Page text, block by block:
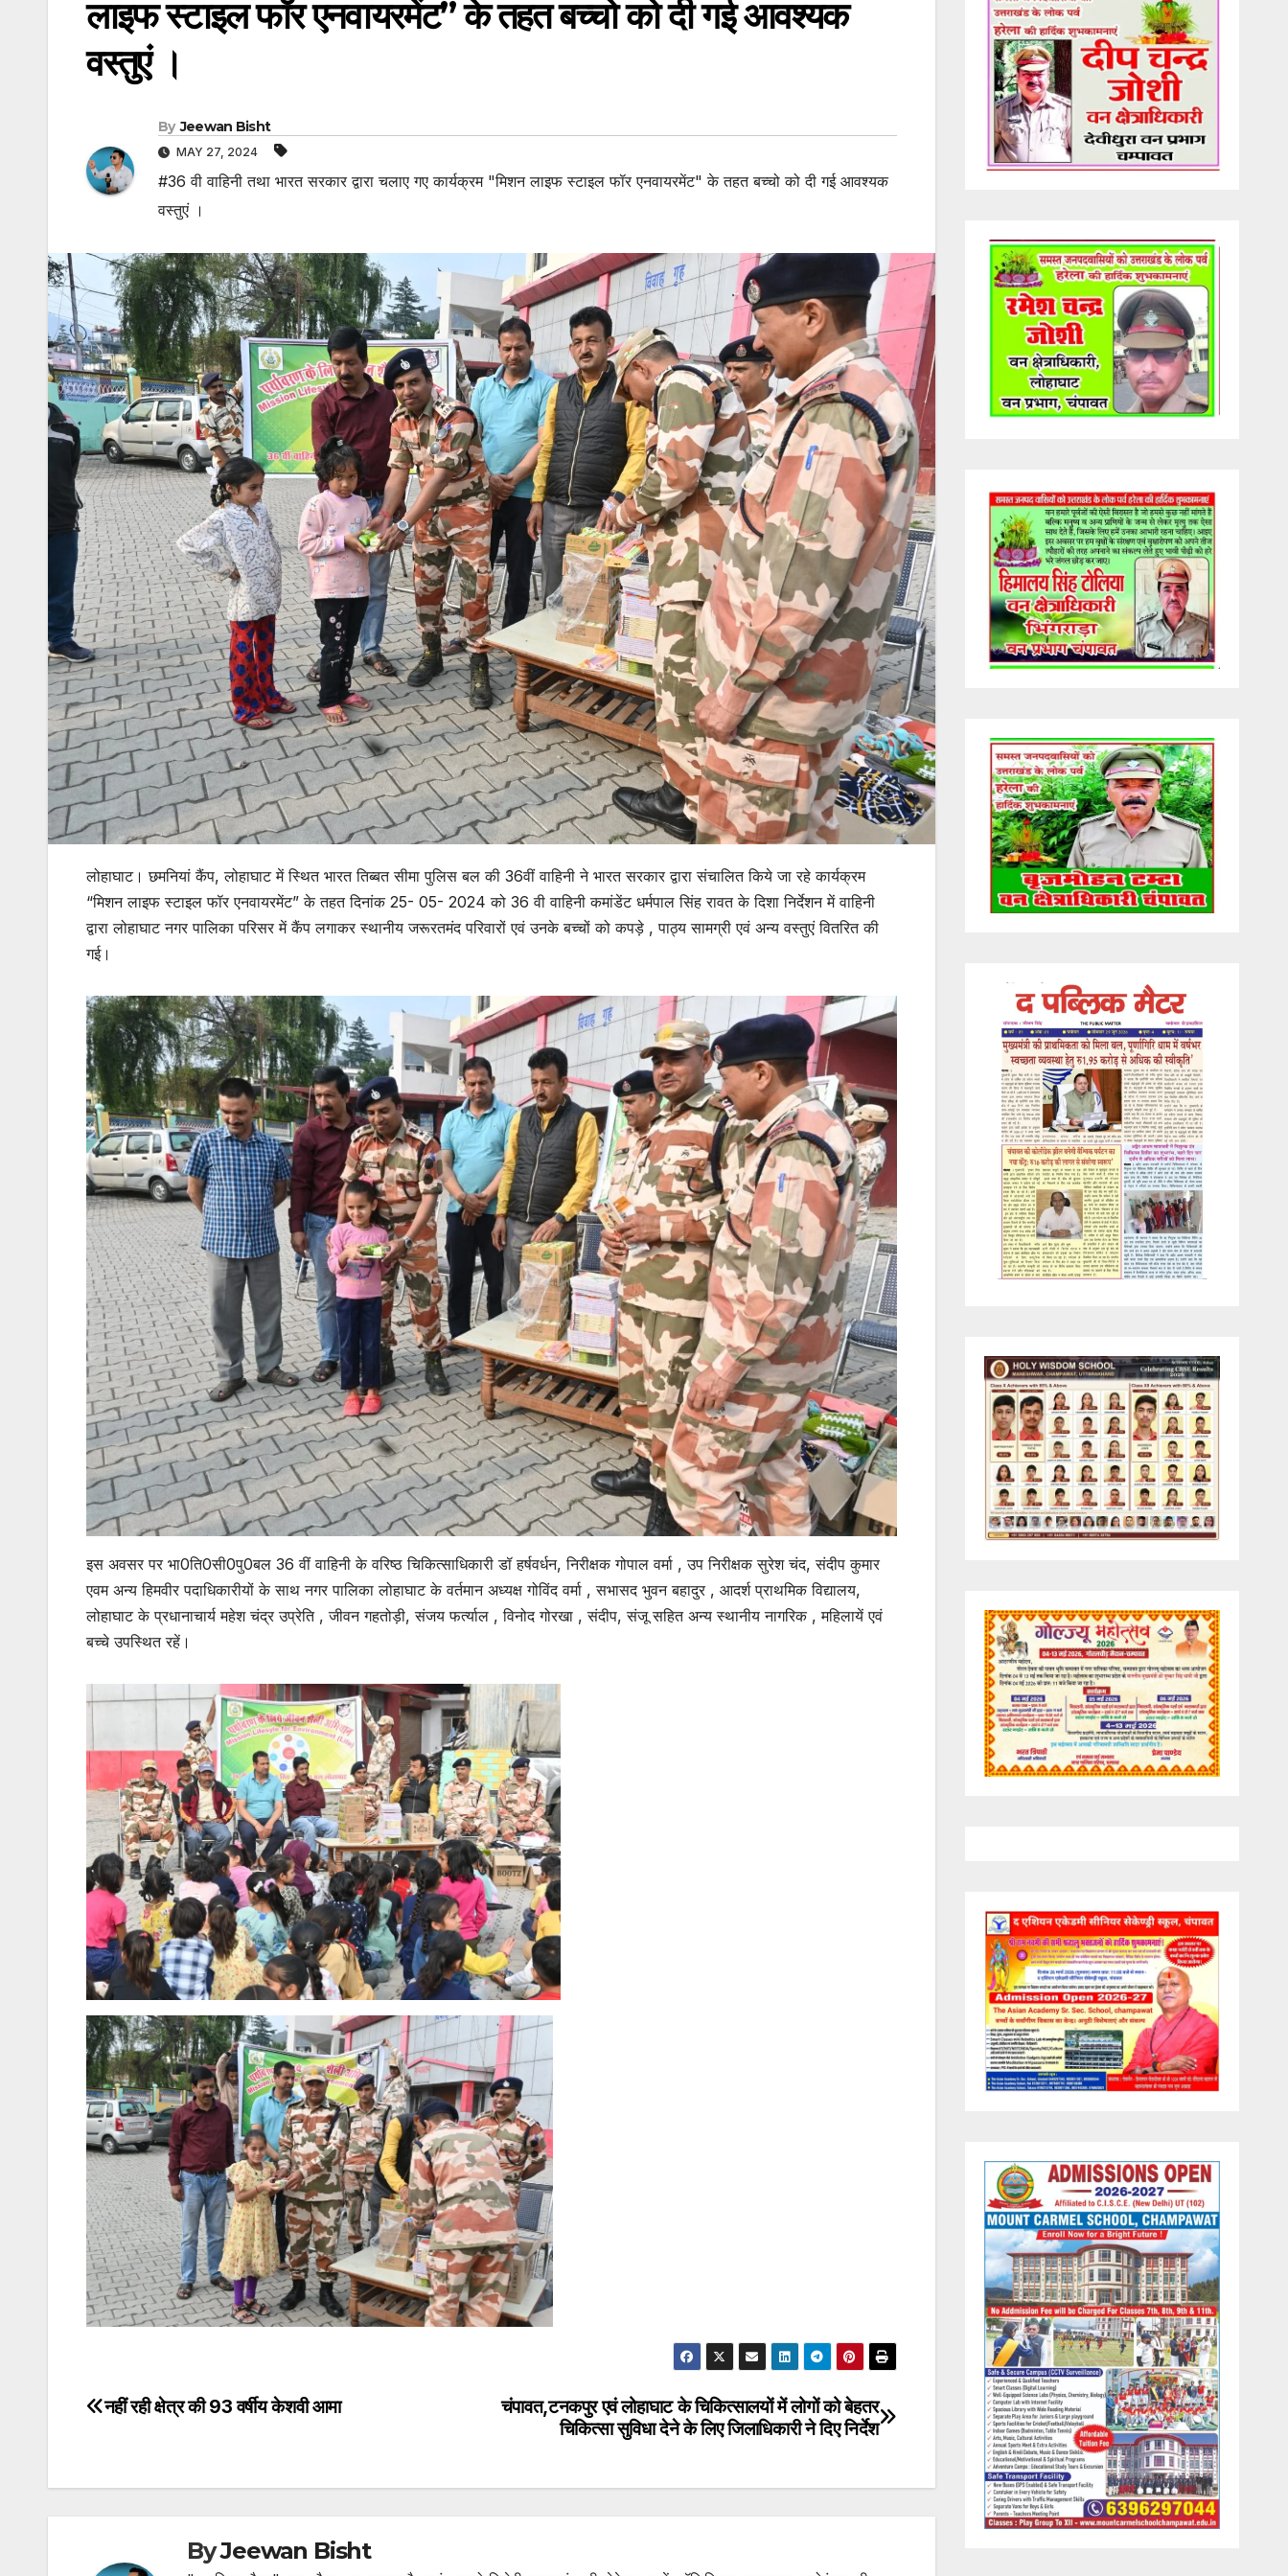
लाइफ स्टाइल फॉर एनवायरमेंट” के तहत बच्चो को दी गई आवश्यक
वस्तुएं ।
By Jeewan Bisht
MAY 27, 2024
#36 वी वाहिनी तथा भारत सरकार द्वारा चलाए गए कार्यक्रम "मिशन लाइफ स्टाइल फॉर एनवायरमेंट" के तहत बच्चो को दी गई आवश्यक
वस्तुएं ।
लोहाघाट। छमनियां कैंप, लोहाघाट में स्थित भारत तिब्बत सीमा पुलिस बल की 36वीं वाहिनी ने भारत सरकार द्वारा संचालित किये जा रहे कार्यक्रम
“मिशन लाइफ स्टाइल फॉर एनवायरमेंट” के तहत दिनांक 25- 05- 2024 को 36 वी वाहिनी कमांडेंट धर्मपाल सिंह रावत के दिशा निर्देशन में वाहिनी
द्वारा लोहाघाट नगर पालिका परिसर में कैंप लगाकर स्थानीय जरूरतमंद परिवारों एवं उनके बच्चों को कपड़े , पाठ्य सामग्री एवं अन्य वस्तुएं वितरित की
गई।
इस अवसर पर भा0ति0सी0पु0बल 36 वीं वाहिनी के वरिष्ठ चिकित्साधिकारी डॉ हर्षवर्धन, निरीक्षक गोपाल वर्मा , उप निरीक्षक सुरेश चंद, संदीप कुमार
एवम अन्य हिमवीर पदाधिकारीयों के साथ नगर पालिका लोहाघाट के वर्तमान अध्यक्ष गोविंद वर्मा , सभासद भुवन बहादुर , आदर्श प्राथमिक विद्यालय,
लोहाघाट के प्रधानाचार्य महेश चंद्र उप्रेति , जीवन गहतोड़ी, संजय फर्त्याल , विनोद गोरखा , संदीप, संजू सहित अन्य स्थानीय नागरिक , महिलायें एवं
बच्चे उपस्थित रहें।
Post
चंपावत,टनकपुर एवं लोहाघाट के चिकित्सालयों में लोगों को बेहतर
चिकित्सा सुविधा देने के लिए जिलाधिकारी ने दिए निर्देश
नहीं रही क्षेत्र की 93 वर्षीय केशवी आमा
ByJeewan Bisht